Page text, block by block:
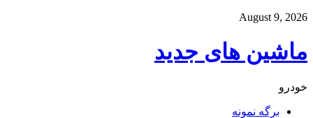
August 9, 2026
ماشین های جدید
خودرو
برگه نمونه